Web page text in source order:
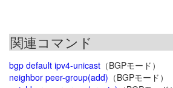
関連コマンド
bgp default ipv4-unicast （BGPモード）
neighbor peer-group(add) （BGPモード）